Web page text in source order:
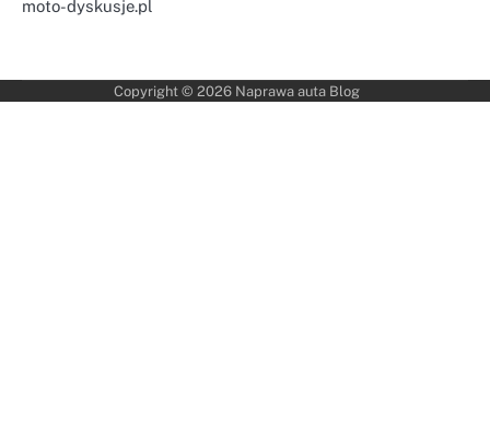
moto-dyskusje.pl
Copyright © 2026 Naprawa auta Blog